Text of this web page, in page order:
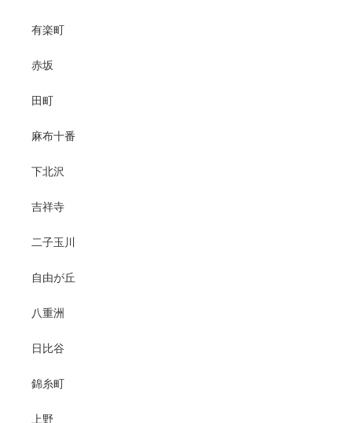
有楽町
赤坂
田町
麻布十番
下北沢
吉祥寺
二子玉川
自由が丘
八重洲
日比谷
錦糸町
上野